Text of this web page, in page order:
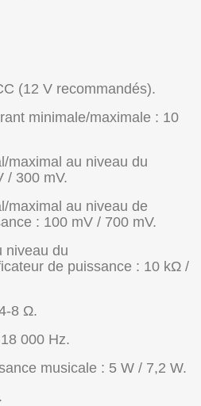
(12 V recommandés).
minimale/maximale : 10
maximal au niveau du
/ 300 mV.
maximal au niveau de
: 100 mV / 700 mV.
niveau du
de puissance : 10 kΩ /
8 Ω.
000 Hz.
musicale : 5 W / 7,2 W.